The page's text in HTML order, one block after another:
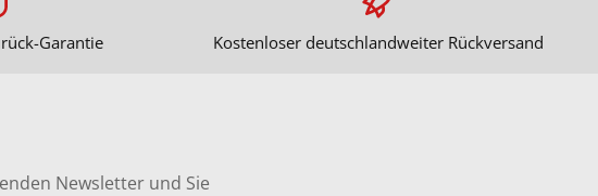
Garantie Kostenloser deutschlandweiter Rückversand
Newsletter und Sie